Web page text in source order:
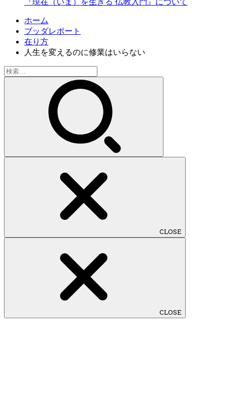
『現在（いま）を生きる 仏教入門』について
ホーム
ブッダレポート
在り方
人生を変えるのに修業はいらない
検
索:
CLOSE
CLOSE